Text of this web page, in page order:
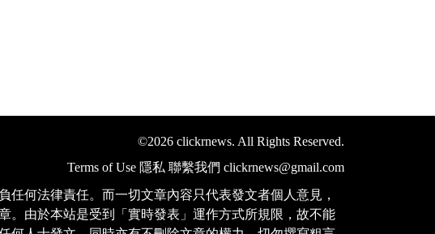
©2026 clickrnews. All Rights Reserved.
Terms of Use 隱私 聯繫我們 clickrnews@gmail.com
何法律責任。而一切文章內容只代表發文者個人意見，
。由於本站是受到「實時發表」運作方式所規限，故不能